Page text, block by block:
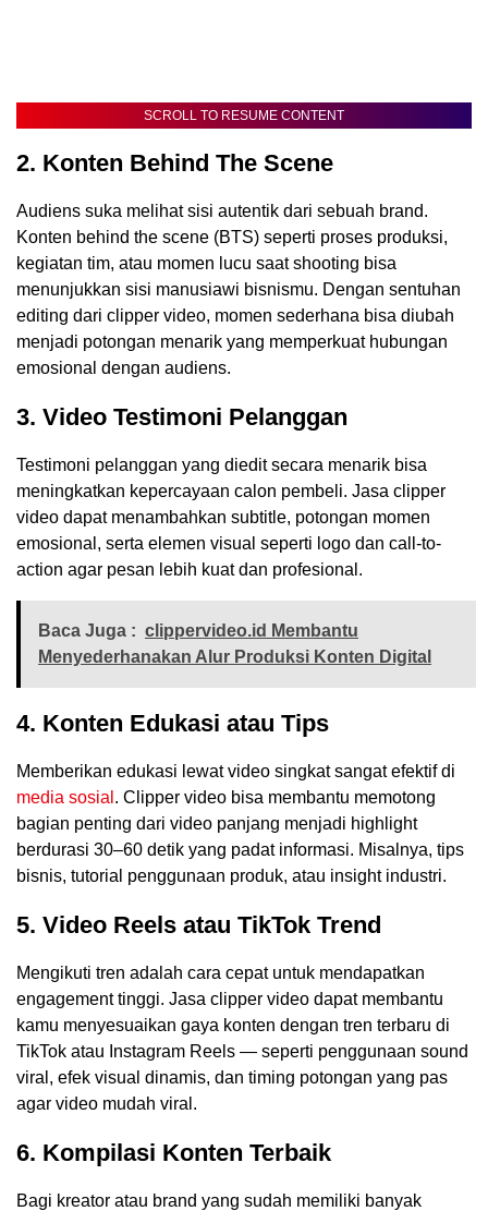
SCROLL TO RESUME CONTENT
2. Konten Behind The Scene
Audiens suka melihat sisi autentik dari sebuah brand.
Konten behind the scene (BTS) seperti proses produksi,
kegiatan tim, atau momen lucu saat shooting bisa
menunjukkan sisi manusiawi bisnismu. Dengan sentuhan
editing dari clipper video, momen sederhana bisa diubah
menjadi potongan menarik yang memperkuat hubungan
emosional dengan audiens.
3. Video Testimoni Pelanggan
Testimoni pelanggan yang diedit secara menarik bisa
meningkatkan kepercayaan calon pembeli. Jasa clipper
video dapat menambahkan subtitle, potongan momen
emosional, serta elemen visual seperti logo dan call-to-
action agar pesan lebih kuat dan profesional.
Baca Juga : clippervideo.id Membantu
Menyederhanakan Alur Produksi Konten Digital
4. Konten Edukasi atau Tips
Memberikan edukasi lewat video singkat sangat efektif di
media sosial . Clipper video bisa membantu memotong
bagian penting dari video panjang menjadi highlight
berdurasi 30–60 detik yang padat informasi. Misalnya, tips
bisnis, tutorial penggunaan produk, atau insight industri.
5. Video Reels atau TikTok Trend
Mengikuti tren adalah cara cepat untuk mendapatkan
engagement tinggi. Jasa clipper video dapat membantu
kamu menyesuaikan gaya konten dengan tren terbaru di
TikTok atau Instagram Reels — seperti penggunaan sound
viral, efek visual dinamis, dan timing potongan yang pas
agar video mudah viral.
6. Kompilasi Konten Terbaik
Bagi kreator atau brand yang sudah memiliki banyak